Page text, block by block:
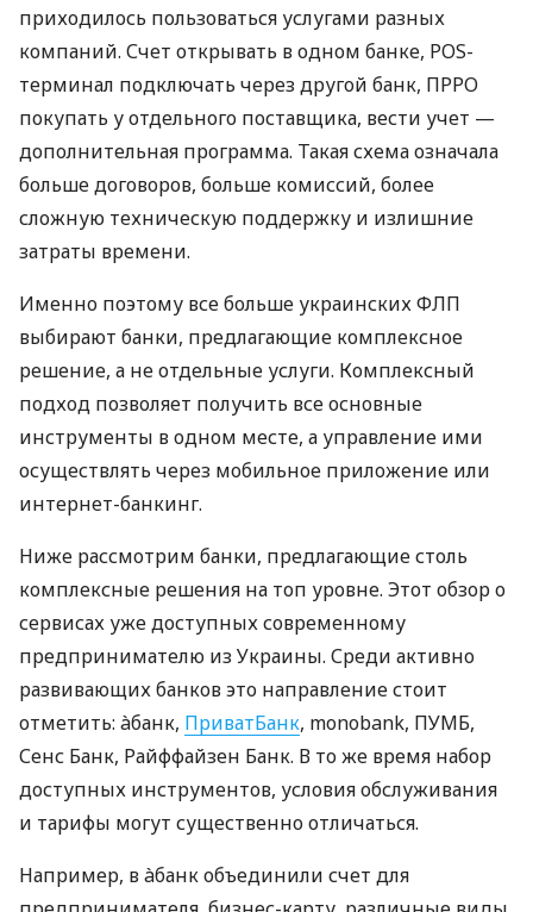
приходилось пользоваться услугами разных
компаний. Счет открывать в одном банке, POS-
терминал подключать через другой банк, ПРРО
покупать у отдельного поставщика, вести учет —
дополнительная программа. Такая схема означала
больше договоров, больше комиссий, более
сложную техническую поддержку и излишние
затраты времени.
Именно поэтому все больше украинских ФЛП
выбирают банки, предлагающие комплексное
решение, а не отдельные услуги. Комплексный
подход позволяет получить все основные
инструменты в одном месте, а управление ими
осуществлять через мобильное приложение или
интернет-банкинг.
Ниже рассмотрим банки, предлагающие столь
комплексные решения на топ уровне. Этот обзор о
сервисах уже доступных современному
предпринимателю из Украины. Среди активно
развивающих банков это направление стоит
отметить: àбанк, ПриватБанк, monobank, ПУМБ,
Сенс Банк, Райффайзен Банк. В то же время набор
доступных инструментов, условия обслуживания
и тарифы могут существенно отличаться.
Например, в àбанк объединили счет для